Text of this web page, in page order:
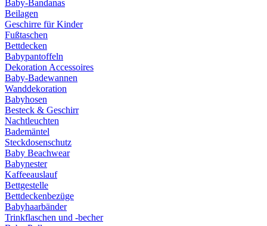
Baby-Bandanas
Beilagen
Geschirre für Kinder
Fußtaschen
Bettdecken
Babypantoffeln
Dekoration Accessoires
Baby-Badewannen
Wanddekoration
Babyhosen
Besteck & Geschirr
Nachtleuchten
Bademäntel
Steckdosenschutz
Baby Beachwear
Babynester
Kaffeeauslauf
Bettgestelle
Bettdeckenbezüge
Babyhaarbänder
Trinkflaschen und -becher